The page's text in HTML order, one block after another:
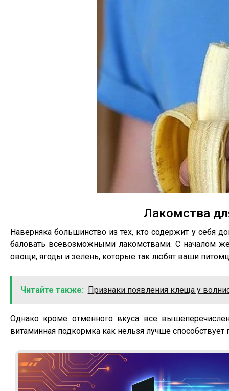
Лакомства
Наверняка большинство из тех, кто содержит у себя
баловать всевозможными лакомствами. С началом
овощи, ягоды и зелень, которые так любят ваши
Читайте также: Признаки появления клеща у
Однако кроме отменного вкуса все
витаминная подкормка как нельзя лучше